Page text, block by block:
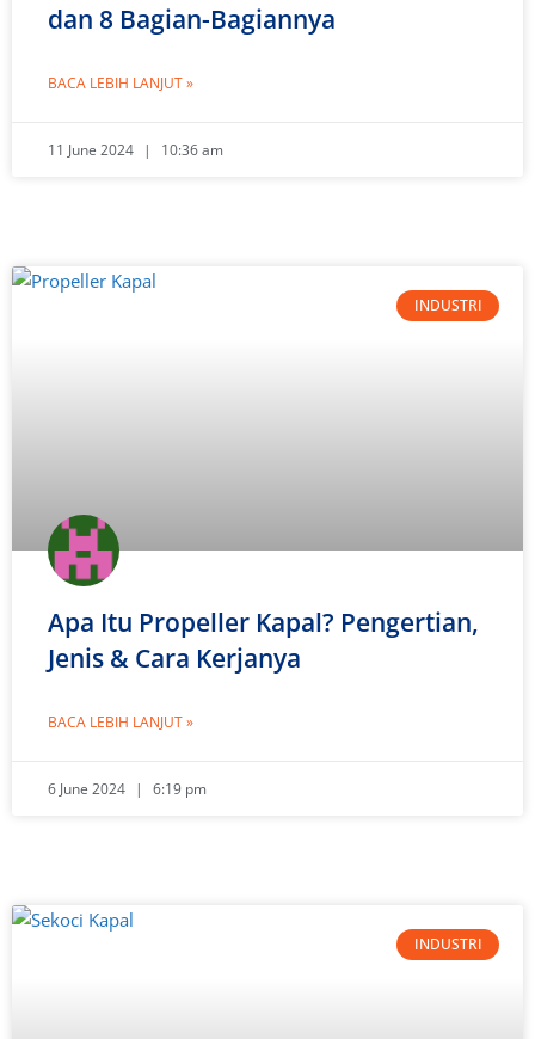
dan 8 Bagian-Bagiannya
BACA LEBIH LANJUT »
11 June 2024 10:36 am
INDUSTRI
Apa Itu Propeller Kapal? Pengertian,
Jenis & Cara Kerjanya
BACA LEBIH LANJUT »
6 June 2024 6:19 pm
INDUSTRI